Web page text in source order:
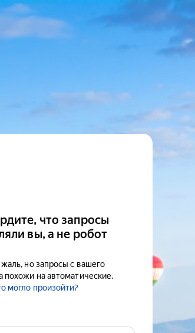
что запросы
вы, а не робот
но запросы с вашего
похожи на автоматические.
могло произойти?